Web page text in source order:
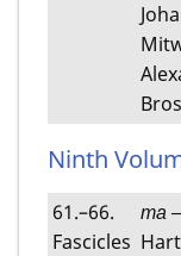
Ninth
61.–66.
Fascicles
ma